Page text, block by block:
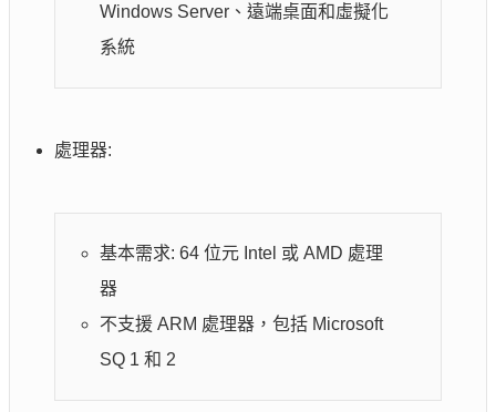
Windows Server、遠端桌面和虛擬化
系統
處理器:
基本需求: 64 位元 Intel 或 AMD 處理
器
不支援 ARM 處理器，包括 Microsoft
SQ 1 和 2